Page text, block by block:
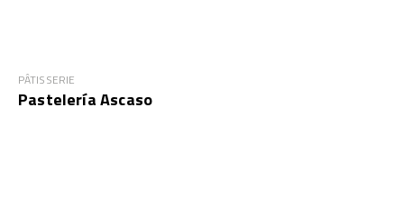
PÂTISSERIE
Pastelería Ascaso